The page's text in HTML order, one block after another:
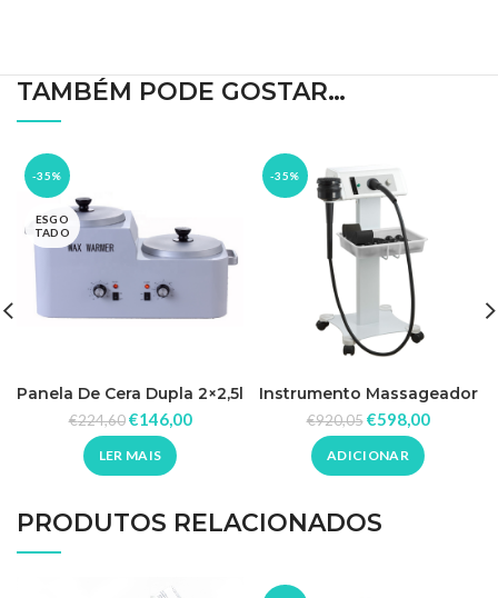
TAMBÉM PODE GOSTAR…
-35%
ESGO
TADO
Panela De Cera Dupla 2×2,5l
Com 2 Termostatos
€224,60 €146,00
LER MAIS
-35%
Instrumento Massageador
Vibratório U-Tech
€920,05 €598,00
ADICIONAR
PRODUTOS RELACIONADOS